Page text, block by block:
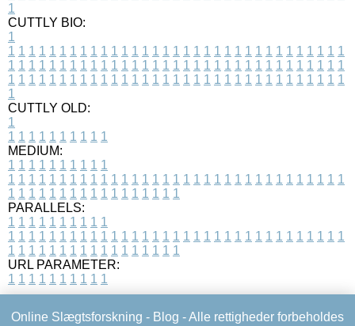
1
CUTTLY BIO:
1
1 1 1 1 1 1 1 1 1 1 1 1 1 1 1 1 1 1 1 1 1 1 1 1 1 1 1 1 1 1 1 1 1
1 1 1 1 1 1 1 1 1 1 1 1 1 1 1 1 1 1 1 1 1 1 1 1 1 1 1 1 1 1 1 1 1
1 1 1 1 1 1 1 1 1 1 1 1 1 1 1 1 1 1 1 1 1 1 1 1 1 1 1 1 1 1 1 1 1
1
CUTTLY OLD:
1
1 1 1 1 1 1 1 1 1 1
MEDIUM:
1 1 1 1 1 1 1 1 1 1
1 1 1 1 1 1 1 1 1 1 1 1 1 1 1 1 1 1 1 1 1 1 1 1 1 1 1 1 1 1 1 1 1
1 1 1 1 1 1 1 1 1 1 1 1 1 1 1 1 1
PARALLELS:
1 1 1 1 1 1 1 1 1 1
1 1 1 1 1 1 1 1 1 1 1 1 1 1 1 1 1 1 1 1 1 1 1 1 1 1 1 1 1 1 1 1 1
1 1 1 1 1 1 1 1 1 1 1 1 1 1 1 1 1
URL PARAMETER:
1 1 1 1 1 1 1 1 1 1
Online Slægtsforskning - Blog - Alle rettigheder forbeholdes